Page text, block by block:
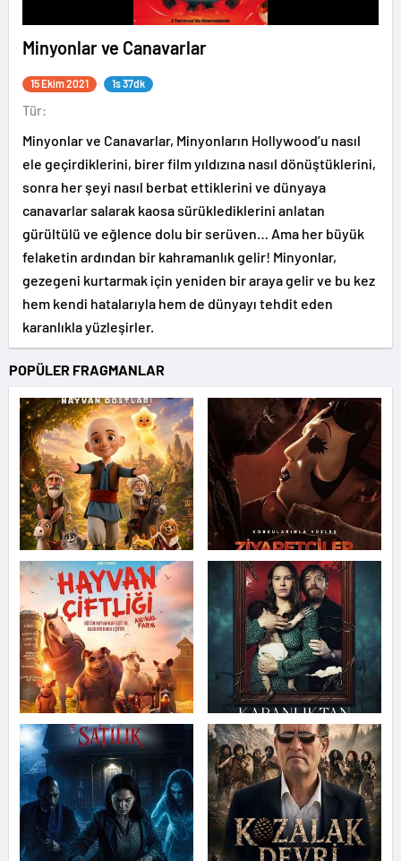
Minyonlar ve Canavarlar
15 Ekim 2021 1s 37dk
Tür:
Minyonlar ve Canavarlar, Minyonların Hollywood’u nasıl
ele geçirdiklerini, birer film yıldızına nasıl dönüştüklerini,
sonra her şeyi nasıl berbat ettiklerini ve dünyaya
canavarlar salarak kaosa sürüklediklerini anlatan
gürültülü ve eğlence dolu bir serüven… Ama her büyük
felaketin ardından bir kahramanlık gelir! Minyonlar,
gezegeni kurtarmak için yeniden bir araya gelir ve bu kez
hem kendi hatalarıyla hem de dünyayı tehdit eden
karanlıkla yüzleşirler.
POPÜLER FRAGMANLAR